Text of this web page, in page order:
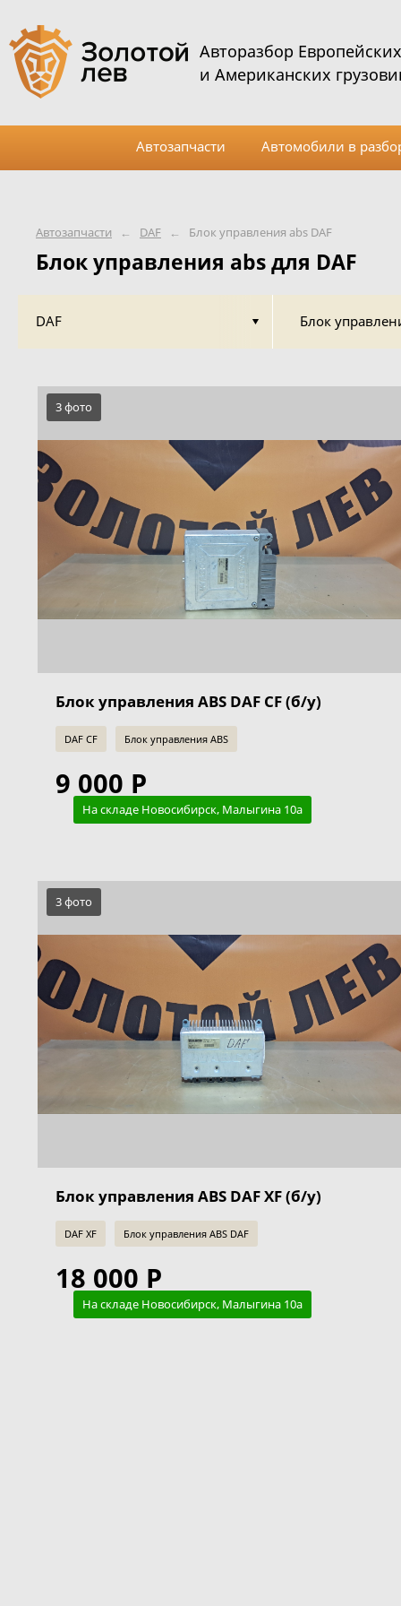
Автозапчасти ← DAF ← Блок управления abs DAF
Блок управления abs для DAF
DAF Блок
3 фото
Блок управления ABS DAF CF (б/у)
DAF CF Блок управления ABS
9 000 Р
На складе Новосибирск, Малыгина 10а
3 фото
Блок управления ABS DAF XF (б/у)
DAF XF Блок управления ABS DAF
18 000 Р
На складе Новосибирск, Малыгина 10а
Авторазбор Европейских
и Американских
Автозапчасти Автомобили в